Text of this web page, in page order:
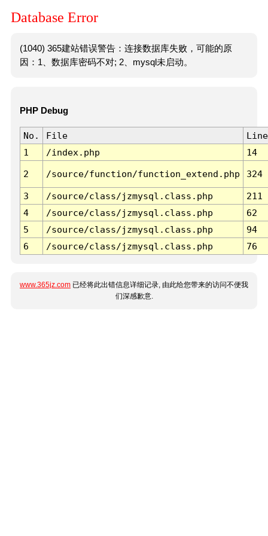
Database Error
(1040) 365建站错误警告：连接数据库失败，可能的原
因：1、数据库密码不对; 2、mysql未启动。
PHP Debug
No. File
Line
1
/index.php 14
2 /source/function/function_extend.php 324
3 /source/class/jzmysql.class.php
211
4
/source/class/jzmysql.class.php
62
5
/source/class/jzmysql.class.php
94
6
/source/class/jzmysql.class.php 76
www.365jz.com 已经将此出错信息详细记录, 由此给您带来的访问不便我
们深感歉意.